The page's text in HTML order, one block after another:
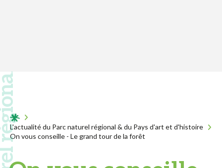
Acceuil
L'actualité du Parc naturel régional & du Pays d'art et d'histoire
On vous conseille - Le grand tour de la forêt